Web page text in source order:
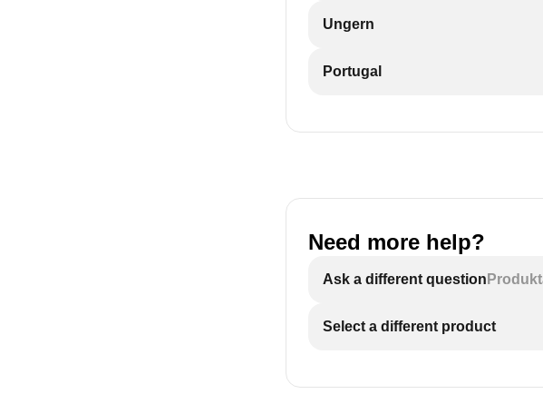
Ungern
Portugal
Need more help?
Ask a different question
Select a different product